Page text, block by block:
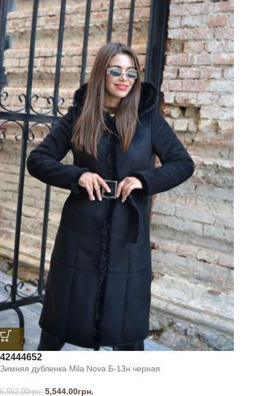
42444652
Зимняя дубленка Mila Nova Б-13н черная
6,552.00грн. 5,544.00грн.